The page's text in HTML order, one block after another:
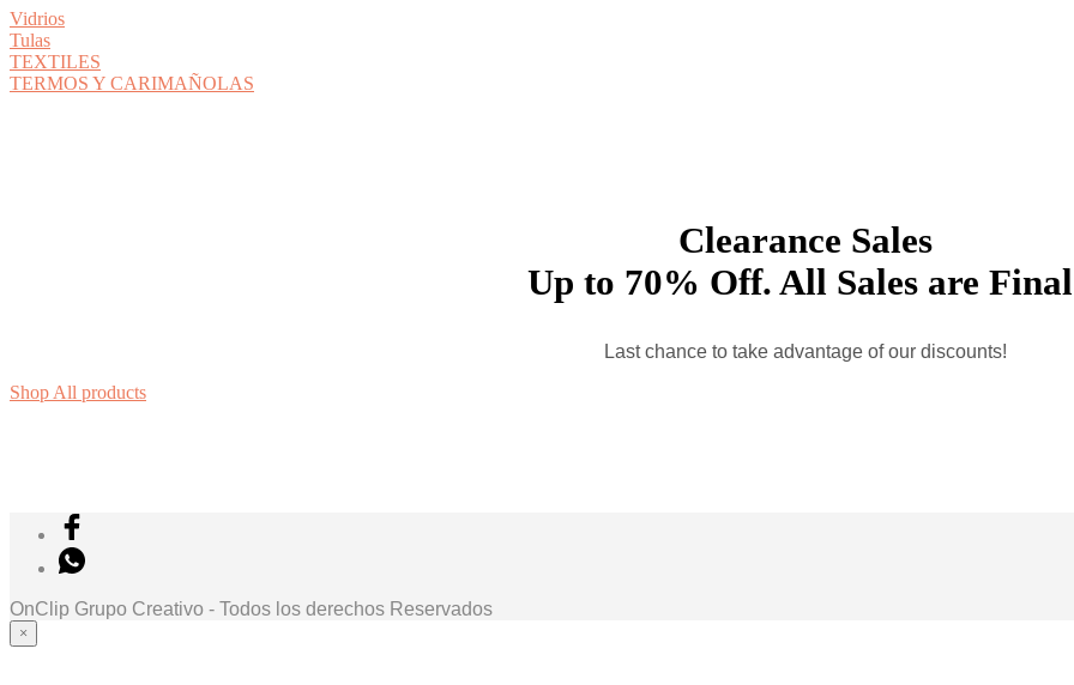
Vidrios
Tulas
TEXTILES
TERMOS Y CARIMAÑOLAS
Clearance Sales
Up to 70% Off. All Sales are
Last chance to take advantage of our discounts!
Shop All products
OnClip Grupo Creativo - Todos los derechos Reservados
×